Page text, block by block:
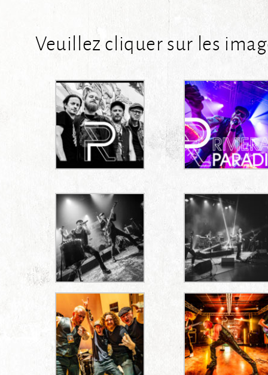
Veuillez cliquer sur les